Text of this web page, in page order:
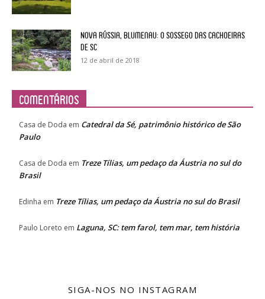
Nova Rússia, Blumenau: o sossego das cachoeiras
de SC
12 de abril de 2018
Comentários
Casa de Doda em Catedral da Sé, patrimônio histórico de São
Paulo
Casa de Doda em Treze Tílias, um pedaço da Áustria no sul do
Brasil
Edinha em Treze Tílias, um pedaço da Áustria no sul do Brasil
Paulo Loreto em Laguna, SC: tem farol, tem mar, tem história
SIGA-NOS NO INSTAGRAM